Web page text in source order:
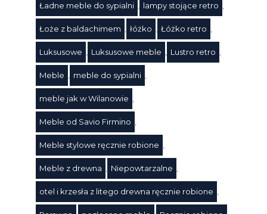
Ładne meble do sypialni , lampy stojące retro ,
Łoże z baldachimem , łóżko , Łóżko retro ,
Luksusowe , Luksusowe meble , Lustro retro ,
Meble , meble do sypialni ,
meble jak w Wilanowie ,
Meble od Savio Firmino ,
Meble stylowe ręcznie robione ,
Meble z drewna , Niepowtarzalne ,
otel i krzesła z litego drewna ręcznie robione ,